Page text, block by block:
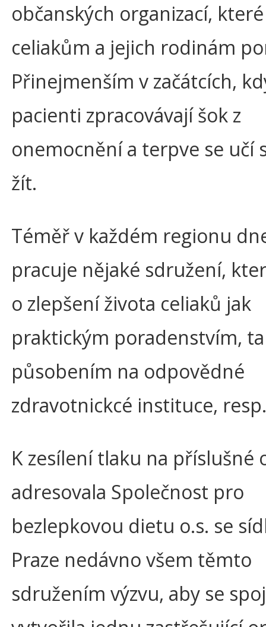
občanských organizací,
celiakům a jejich rodinám
Přinejmenším v začátcích,
pacienti zpracovávají šok z
onemocnění a terpve se učí
žít.
Téměř v každém regionu
pracuje nějaké sdružení,
o zlepšení života celiaků jak
praktickým poradenstvím,
působením na odpovědné
zdravotnickcé instituce,
K zesílení tlaku na příslušné
adresovala Společnost pro
bezlepkovou dietu o.s. se
Praze nedávno všem těmto
sdružením výzvu, aby se